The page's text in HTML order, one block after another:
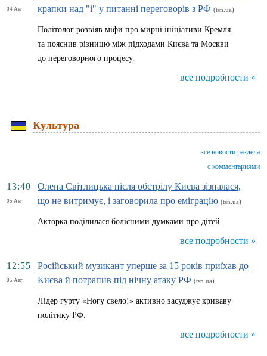
04 Авг
крапки над "і" у питанні переговорів з РФ (tsn.ua)
Політолог розвіяв міфи про мирні ініціативи Кремля
та пояснив різницю між підходами Києва та Москви
до переговорного процесу.
все подробности »
Культура
все новости раздела
с комментариями
13:40
05 Авг
Олена Світлицька після обстрілу Києва зізналася,
що не витримує, і заговорила про еміграцію (tsn.ua)
Акторка поділилася болісними думками про дітей.
все подробности »
12:55
05 Авг
Російський музикант уперше за 15 років приїхав до
Києва й потрапив під нічну атаку РФ (tsn.ua)
Лідер гурту «Ногу свело!» активно засуджує криваву
політику РФ.
все подробности »